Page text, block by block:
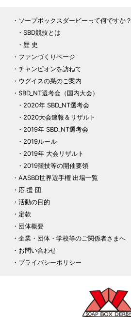
ソープボックスダービーって何ですか？
SBD競技とは
歴 史
ファンづくりページ
チャンピオンを訪ねて
ウグイスの巣のご案内
SBD_NT選考会（国内大会）
2020年 SBD_NT選考会
2020大会速報＆リザルト
2019年 SBD_NT選考会
2019ルール
2019年 大会リザルト
2019競技等の開催要領
AASBD世界選手権 出場一覧
応 援 団
活動の目的
定款
団体概要
企業・団体・学校等のご関係者さまへ
お問い合わせ
プライバシーポリシー